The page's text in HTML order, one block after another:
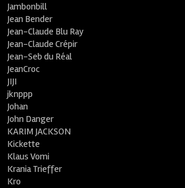
Jambonbill
Jean Bender
Jean-Claude Blu Ray
Jean-Claude Crépir
Jean-Seb du Réal
JeanCroc
JIJI
jknppp
Johan
John Danger
KARIM JACKSON
Kickette
Klaus Vomi
Krania Trieffer
Kro